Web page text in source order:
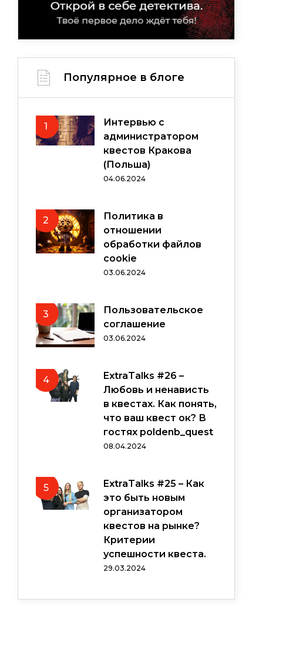
Популярное в блоге
1
Интервью с
администратором
квестов Кракова
(Польша)
04.06.2024
2
Политика в
отношении
обработки файлов
cookie
03.06.2024
3
Пользовательское
соглашение
03.06.2024
4
ExtraTalks #26 –
Любовь и ненависть
в квестах. Как понять,
что ваш квест ок? В
гостях poldenb_quest
08.04.2024
5
ExtraTalks #25 – Как
это быть новым
организатором
квестов на рынке?
Критерии
успешности квеста.
29.03.2024